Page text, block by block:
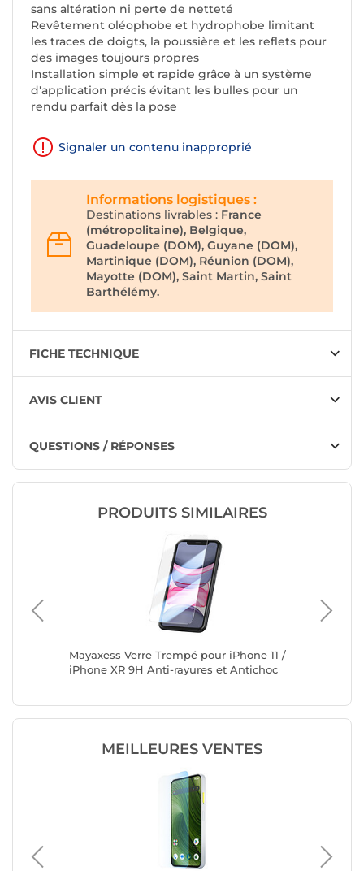
sans altération ni perte de netteté
Revêtement oléophobe et hydrophobe limitant
les traces de doigts, la poussière et les reflets pour
des images toujours propres
Installation simple et rapide grâce à un système
d'application précis évitant les bulles pour un
rendu parfait dès la pose
Signaler un contenu inapproprié
Informations logistiques :
Destinations livrables : France
(métropolitaine), Belgique,
Guadeloupe (DOM), Guyane (DOM),
Martinique (DOM), Réunion (DOM),
Mayotte (DOM), Saint Martin, Saint
Barthélémy.
FICHE TECHNIQUE
AVIS CLIENT
QUESTIONS / RÉPONSES
PRODUITS SIMILAIRES
Mayaxess Verre Trempé pour iPhone 11 /
iPhone XR 9H Anti-rayures et Antichoc
MEILLEURES VENTES